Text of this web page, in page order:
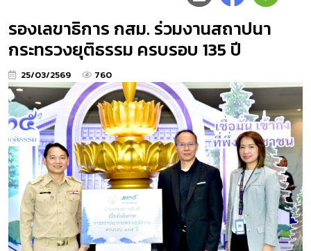
รองเลขาธิการ กสม. ร่วมงานสถาปนา
กระทรวงยุติธรรม ครบรอบ 135 ปี
25/03/2569 760